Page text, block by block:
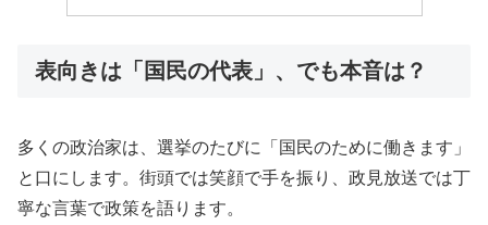
表向きは「国民の代表」、でも本音は？
多くの政治家は、選挙のたびに「国民のために働きます」
と口にします。街頭では笑顔で手を振り、政見放送では丁
寧な言葉で政策を語ります。